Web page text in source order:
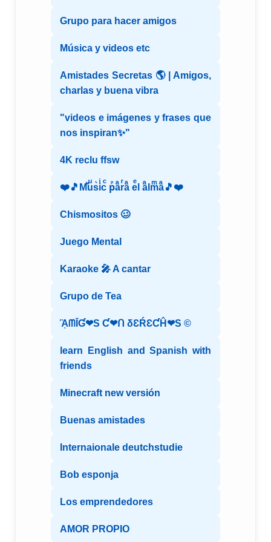
Grupo para hacer amigos
Música y videos etc
Amistades Secretas 🌎 | Amigos,
charlas y buena vibra
"videos e imágenes y frases que
nos inspiran✨"
4K reclu ffsw
❤️🎵Mⷨuͧs͛iͥcͨ рⷬaͣrͬaͣ eͤl aͣlmͫaͣ🎵❤️
Chismositos 🥴
Juego Mental
Karaoke 🎤 A cantar
Grupo de Tea
ᾋᗰĪƓ❤S Ƈ❤ᑎ δƐŔƐƇĤ❤S ©️
learn English and Spanish with
friends
Minecraft new versión
Buenas amistades
Internaionale deutchstudie
Bob esponja
Los emprendedores
AMOR PROPIO